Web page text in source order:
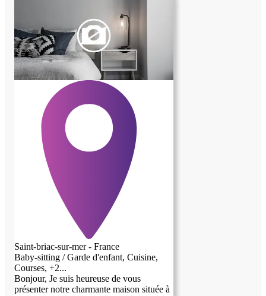
Saint-briac-sur-mer - France
Baby-sitting / Garde d'enfant, Cuisine,
Courses, +2...
Bonjour, Je suis heureuse de vous
présenter notre charmante maison située à